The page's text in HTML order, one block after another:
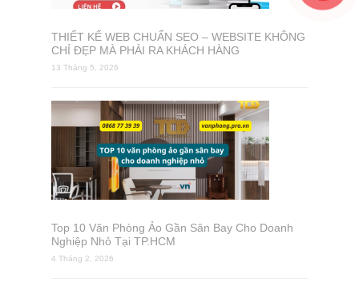
THIẾT KẾ WEB CHUẨN SEO – WEBSITE KHÔNG
CHỈ ĐẸP MÀ PHẢI RA KHÁCH HÀNG
13 Tháng 5, 2026
Top 10 Văn Phòng Ảo Gần Sân Bay Cho Doanh
Nghiệp Nhỏ Tại TP.HCM
4 Tháng 2, 2026